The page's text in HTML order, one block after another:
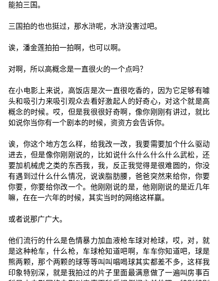
能拍三国。
三国拍的也也挺过，那水浒呢，水浒没害过吧。
诶，潘金莲拍拍一拍啊，也可以啊。
对啊，所以高概念是一直很火的一个点吗？
在小电影上来说，高饭店是次一直很吃香的，因为它足够有噱
头和吸引力来吸引观众去看好激起人的好奇心，对这个就是高
概念的时候。哎，但是我很很好奇啊，像你刚刚有讲过，就比
如说你当你有一个剧本的时候，资资方会告诉你。
诶，你这个地方怎么样，给我改一改，我要需要加个什么驱动
进去，但是像你刚刚说的，比如说什么什么什么什么武松，还
要加机械虎之类的东西我，我，反正我觉得是很难圆的，你没
有遇到过什么什么情况，说诶脂肪腰，爸爸突然来给你，你要
你要，你要给你改一个。他刚刚说的是，他刚刚说的是近几年
嘛，在在一六年的时候，其实当时的网络这样赢。
或者说那广广大。
他们流行的什么是色情暴力加血液枪车球对枪球，哎，对，就
是这种枪车，什么枪，车球枪知道吧啊，车车你知道吧，球是
熊两颗，那个两颗的球等等叫叫唱喝球其实都差不多，这样我
印象特别深，就是我拍过的片子里面最满意做了一遍叫房事百